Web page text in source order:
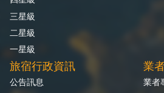
三星級
二星級
一星級
旅宿行政資訊
公告訊息
業
業者